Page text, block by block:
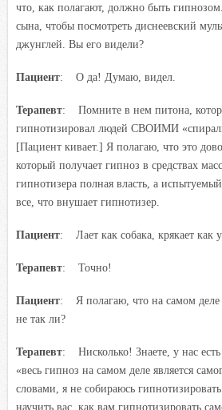
что, как полагают, должно быть
сына, чтобы посмотреть диснеевский
джунглей. Вы его видели?
Пациент: О да! Думаю, видел.
Терапевт: Помните в нем питона,
гипнотизировал людей СВОИМИ
[Пациент кивает.] Я полагаю, что это
который получает гипноз в средствах
гипнотизера полная власть, а
все, что внушает гипнотизер.
Пациент: Лает как собака, крякает как
Терапевт: Точно!
Пациент: Я полагаю, что на самом деле
не так ли?
Терапевт: Нисколько! Знаете, у нас есть
«весь гипноз на самом деле является
словами, я не собираюсь
научить вас, как вам гипнотизировать